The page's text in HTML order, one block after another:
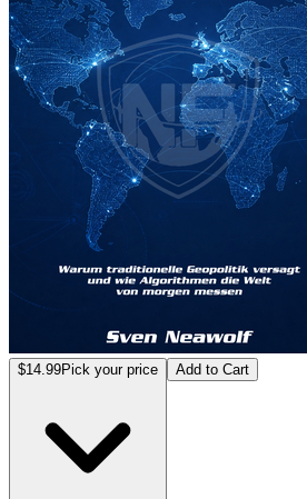
$14.99Pick your price Add to Cart